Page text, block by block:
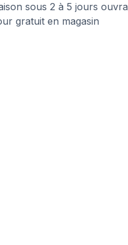
sous 2 à 5 jours
gratuit en magasin